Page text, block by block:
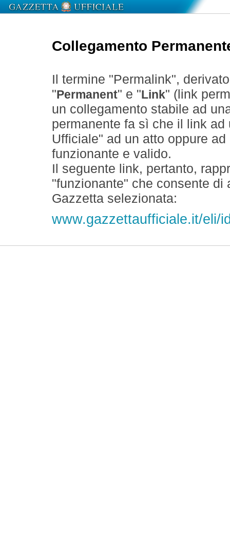
Collegamento
Il termine "Permalink",
" Permanent" e " Link" (link
un collegamento stabile ad
permanente fa sì che il link
Ufficiale" ad un atto oppure
funzionante e valido.
Il seguente link, pertanto,
"funzionante" che consente
Gazzetta selezionata:
www.gazzettaufficiale.it/eli/